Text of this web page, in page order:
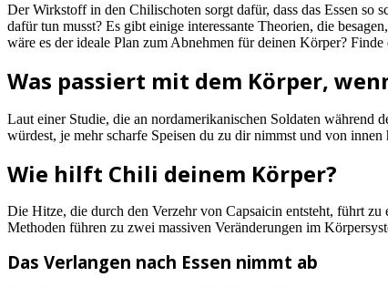
Der Wirkstoff in den Chilischoten sorgt dafür, dass das Essen so
dafür tun musst? Es gibt einige interessante Theorien, die
wäre es der ideale Plan zum Abnehmen für deinen Körper? Finde
Was passiert mit dem Körper,
Laut einer Studie, die an nordamerikanischen Soldaten während
würdest, je mehr scharfe Speisen du zu dir nimmst und von
Wie hilft Chili deinem Körper?
Die Hitze, die durch den Verzehr von Capsaicin entsteht, führt
Methoden führen zu zwei massiven Veränderungen im
Das Verlangen nach Essen nimmt ab